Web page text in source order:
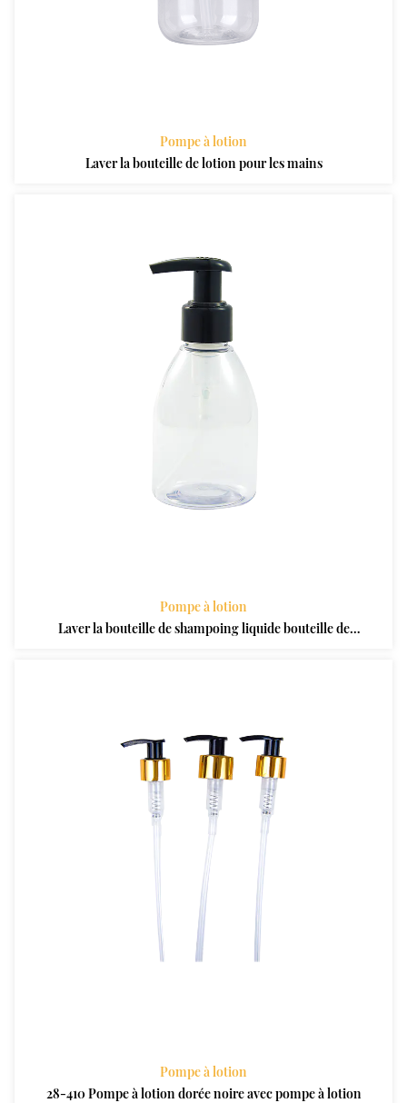
Pompe à lotion
Laver la bouteille de lotion pour les mains
Pompe à lotion
Laver la bouteille de shampoing liquide bouteille de
Pompe à lotion
28-410 Pompe à lotion dorée noire avec pompe à lotion